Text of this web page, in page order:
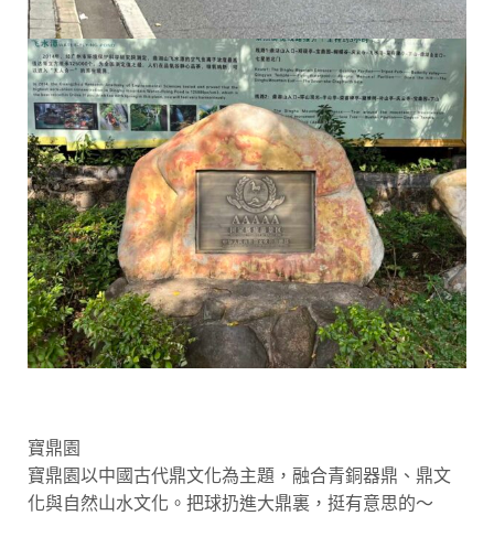
寶鼎園
寶鼎園以中國古代鼎文化為主題，融合青銅器鼎、鼎文
化與自然山水文化。把球扔進大鼎裏，挺有意思的～